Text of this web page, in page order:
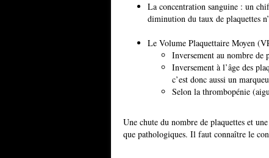
La concentration sanguine : un
diminution du taux de plaquettes
Le Volume Plaquettaire Moyen
Inversement au nombre de
Inversement à l’âge des
c’est donc aussi un
Selon la thrombopénie
Une chute du nombre de plaquettes et
que pathologiques. Il faut connaître le